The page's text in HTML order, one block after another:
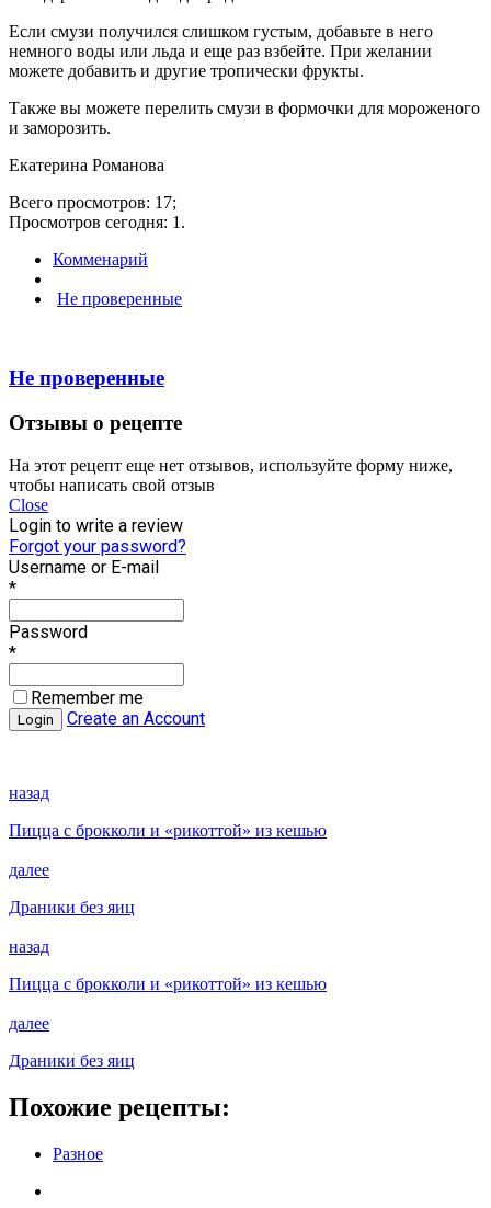
Если смузи получился слишком густым, добавьте в него
немного воды или льда и еще раз взбейте. При желании
можете добавить и другие тропически фрукты.
Также вы можете перелить смузи в формочки для мороженого
и заморозить.
Екатерина Романова
Всего просмотров: 17;
Просмотров сегодня: 1.
Комменарий
Не проверенные
Не проверенные
Отзывы о рецепте
На этот рецепт еще нет отзывов, используйте форму ниже,
чтобы написать свой отзыв
Close
Login to write a review
Forgot your password?
Username or E-mail
*
Password
*
Remember me
Create an Account
назад
Пицца с брокколи и «рикоттой» из кешью
далее
Драники без яиц
назад
Пицца с брокколи и «рикоттой» из кешью
далее
Драники без яиц
Похожие рецепты:
Разное